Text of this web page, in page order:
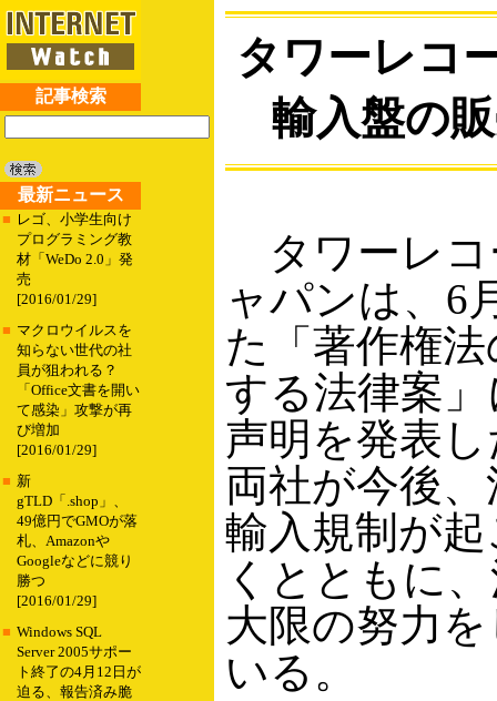
記事検索
最新ニュース
■ レゴ、小学生向け
プログラミング教
材「WeDo 2.0」発
売
[2016/01/29]
■ マクロウイルスを
知らない世代の社
員が狙われる？
「Office文書を開い
て感染」攻撃が再
び増加
[2016/01/29]
■ 新
gTLD「.shop」、
49億円でGMOが落
札、Amazonや
Googleなどに競り
勝つ
[2016/01/29]
■ Windows SQL
Server 2005サポー
ト終了の4月12日が
迫る、報告済み脆
タワーレコ
輸入盤の
タワーレコ
ャパンは、6
た「著作権
する法律案
声明を発表
両社が今後
輸入規制が
くとともに
大限の努力
いる。